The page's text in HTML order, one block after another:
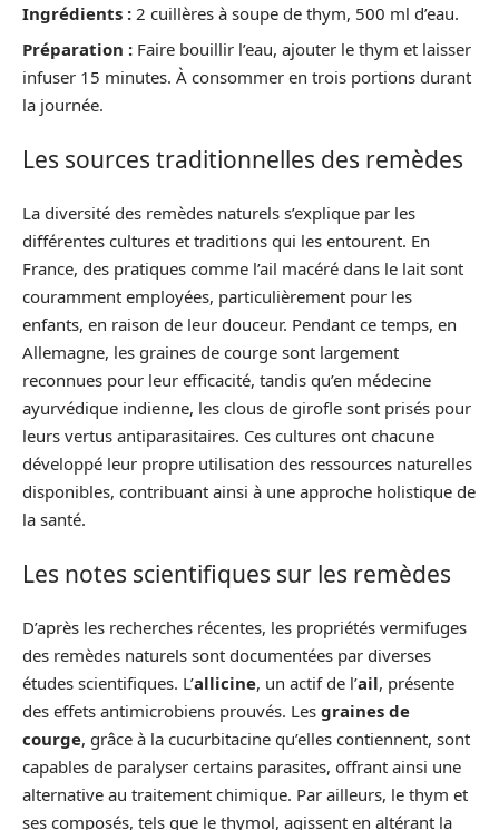
Ingrédients : 2 cuillères à soupe de thym, 500 ml d’eau.
Préparation : Faire bouillir l’eau, ajouter le thym et laisser
infuser 15 minutes. À consommer en trois portions durant
la journée.
Les sources traditionnelles des remèdes
La diversité des remèdes naturels s’explique par les
différentes cultures et traditions qui les entourent. En
France, des pratiques comme l’ail macéré dans le lait sont
couramment employées, particulièrement pour les
enfants, en raison de leur douceur. Pendant ce temps, en
Allemagne, les graines de courge sont largement
reconnues pour leur efficacité, tandis qu’en médecine
ayurvédique indienne, les clous de girofle sont prisés pour
leurs vertus antiparasitaires. Ces cultures ont chacune
développé leur propre utilisation des ressources naturelles
disponibles, contribuant ainsi à une approche holistique de
la santé.
Les notes scientifiques sur les remèdes
D’après les recherches récentes, les propriétés vermifuges
des remèdes naturels sont documentées par diverses
études scientifiques. L’allicine, un actif de l’ail, présente
des effets antimicrobiens prouvés. Les graines de
courge, grâce à la cucurbitacine qu’elles contiennent, sont
capables de paralyser certains parasites, offrant ainsi une
alternative au traitement chimique. Par ailleurs, le thym et
ses composés, tels que le thymol, agissent en altérant la